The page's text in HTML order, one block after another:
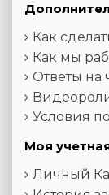
Как
Как мы
Ответы на
Условия
Моя
Личный